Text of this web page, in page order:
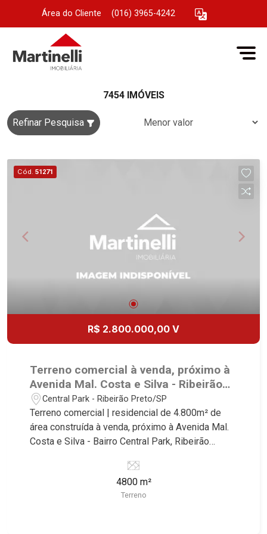
Área do Cliente (016) 3965-4242
7454 IMÓVEIS
Refinar Pesquisa
Cód. 51271
R$ 2.800.000,00 V
Terreno comercial à venda, próximo à
Avenida Mal. Costa e Silva - Ribeirão
Preto/SP.
Central Park - Ribeirão Preto/SP
Terreno comercial | residencial de 4.800m² de
área construída à venda, próximo à Avenida Mal.
Costa e Silva - Bairro Central Park, Ribeirão
imóvel que a Martinelli Imobiliária selecionou
aprovado de 96 apartamentos de uma vaga com
4800 m²
Terreno